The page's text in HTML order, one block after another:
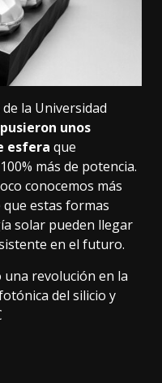
la Universidad
unos
esfera que
más de potencia.
conocemos más
estas formas
solar pueden llegar
en el futuro.
una revolución en la
del silicio y